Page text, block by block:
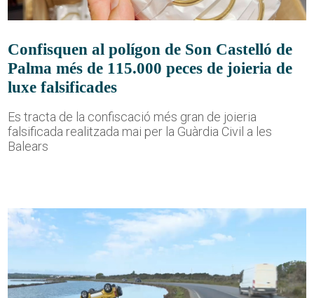
Confisquen al polígon de Son Castelló de
Palma més de 115.000 peces de joieria de
luxe falsificades
Es tracta de la confiscació més gran de joieria
falsificada realitzada mai per la Guàrdia Civil a les
Balears